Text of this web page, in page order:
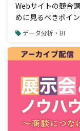
Webサイトの競合
めに見るべきポイ
データ分析・BI